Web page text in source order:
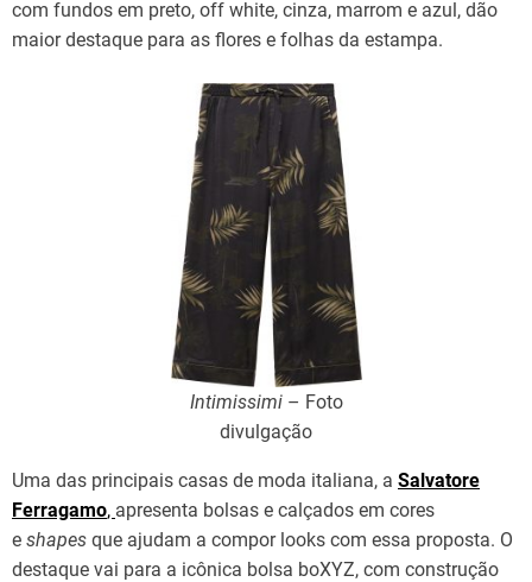
com fundos em preto, off white, cinza, marrom e azul, dão
maior destaque para as flores e folhas da estampa.
Intimissimi– Foto
divulgação
Uma das principais casas de moda italiana, a Salvatore
Ferragamo, apresenta bolsas e calçados em cores
e shapes que ajudam a compor looks com essa proposta. O
destaque vai para a icônica bolsa boXYZ, com construção